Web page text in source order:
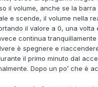
il volume, anche se la
e scende, il volume nella
il valore a 0, una volta
continua
è spegnere e
il primo minuto dal
Dopo un po’ che è